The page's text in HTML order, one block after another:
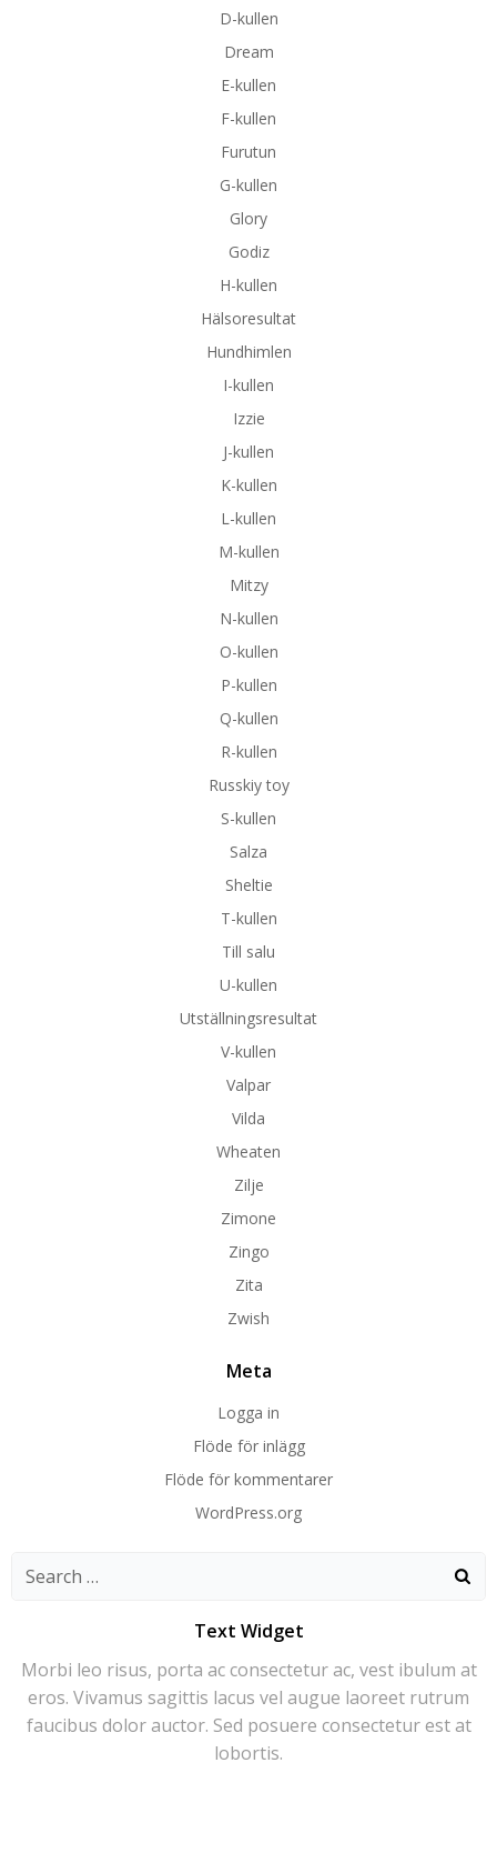
D-kullen
Dream
E-kullen
F-kullen
Furutun
G-kullen
Glory
Godiz
H-kullen
Hälsoresultat
Hundhimlen
I-kullen
Izzie
J-kullen
K-kullen
L-kullen
M-kullen
Mitzy
N-kullen
O-kullen
P-kullen
Q-kullen
R-kullen
Russkiy toy
S-kullen
Salza
Sheltie
T-kullen
Till salu
U-kullen
Utställningsresultat
V-kullen
Valpar
Vilda
Wheaten
Zilje
Zimone
Zingo
Zita
Zwish
Meta
Logga in
Flöde för inlägg
Flöde för kommentarer
WordPress.org
Search
Text Widget
Morbi leo risus, porta ac consectetur ac, vest ibulum at
eros. Vivamus sagittis lacus vel augue laoreet rutrum
faucibus dolor auctor. Sed posuere consectetur est at
lobortis.